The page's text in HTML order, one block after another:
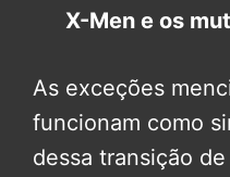
X-Men e os
As exceções
funcionam como
dessa transição